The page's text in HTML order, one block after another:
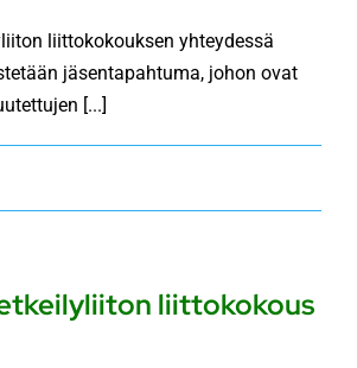
liittokokouksen yhteydessä
jäsentapahtuma, johon ovat
[...]
liittokokous